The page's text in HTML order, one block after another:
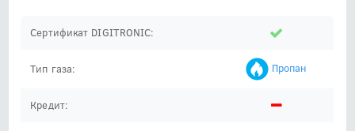
Сертификат DIGITRONIC:
Тип газа: Пропан
Кредит:
Нет